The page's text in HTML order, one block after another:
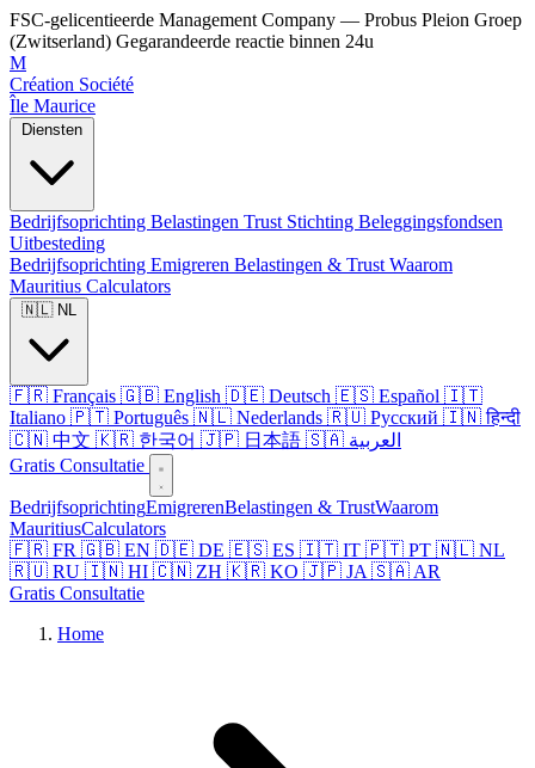
FSC-gelicentieerde Management Company — Probus Pleion Groep
(Zwitserland) Gegarandeerde reactie binnen 24u
M
Création Société
Île Maurice
Bedrijfsoprichting Belastingen Trust Stichting Beleggingsfondsen
Uitbesteding
Bedrijfsoprichting Emigreren Belastingen & Trust Waarom
Mauritius Calculators
🇫🇷 Français 🇬🇧 English 🇩🇪 Deutsch 🇪🇸 Español 🇮🇹
Italiano 🇵🇹 Português 🇳🇱 Nederlands 🇷🇺 Русский 🇮🇳 हिन्दी
🇨🇳 中文 🇰🇷 한국어 🇯🇵 日本語
🇸🇦 العربية
Gratis Consultatie
BedrijfsoprichtingEmigrerenBelastingen & TrustWaarom
MauritiusCalculators
🇫🇷 FR 🇬🇧 EN 🇩🇪 DE 🇪🇸 ES 🇮🇹 IT 🇵🇹 PT 🇳🇱 NL
🇷🇺 RU 🇮🇳 HI 🇨🇳 ZH 🇰🇷 KO 🇯🇵 JA 🇸🇦 AR
Gratis Consultatie
Home